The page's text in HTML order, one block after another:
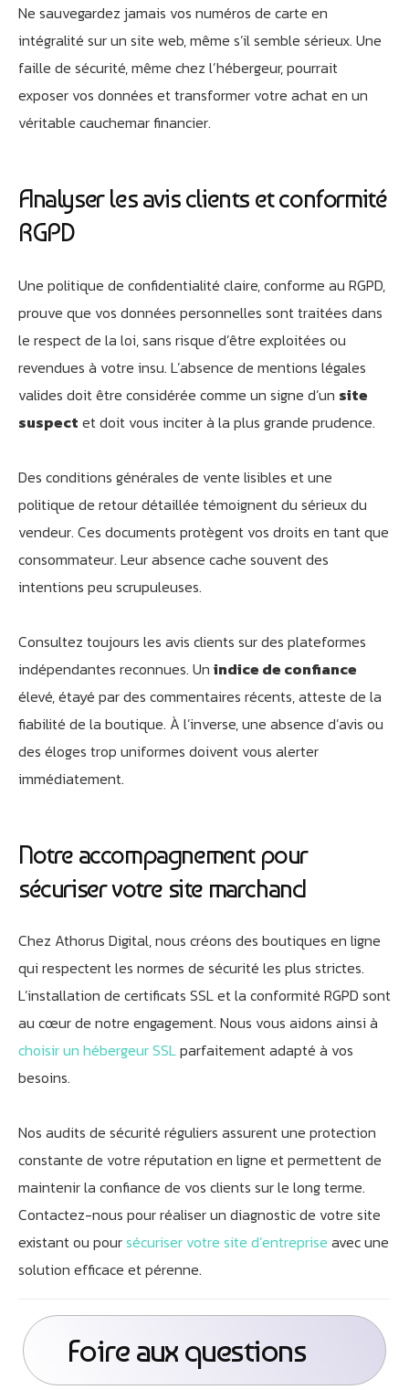
Ne sauvegardez jamais vos numéros de carte en
intégralité sur un site web, même s’il semble sérieux. Une
faille de sécurité, même chez l’hébergeur, pourrait
exposer vos données et transformer votre achat en un
véritable cauchemar financier.
Analyser les avis clients et conformité
RGPD
Une politique de confidentialité claire, conforme au RGPD,
prouve que vos données personnelles sont traitées dans
le respect de la loi, sans risque d’être exploitées ou
revendues à votre insu. L’absence de mentions légales
valides doit être considérée comme un signe d’un site
suspect et doit vous inciter à la plus grande prudence.
Des conditions générales de vente lisibles et une
politique de retour détaillée témoignent du sérieux du
vendeur. Ces documents protègent vos droits en tant que
consommateur. Leur absence cache souvent des
intentions peu scrupuleuses.
Consultez toujours les avis clients sur des plateformes
indépendantes reconnues. Un indice de confiance
élevé, étayé par des commentaires récents, atteste de la
fiabilité de la boutique. À l’inverse, une absence d’avis ou
des éloges trop uniformes doivent vous alerter
immédiatement.
Notre accompagnement pour
sécuriser votre site marchand
Chez Athorus Digital, nous créons des boutiques en ligne
qui respectent les normes de sécurité les plus strictes.
L’installation de certificats SSL et la conformité RGPD sont
au cœur de notre engagement. Nous vous aidons ainsi à
choisir un hébergeur SSLparfaitement adapté à vos
besoins.
Nos audits de sécurité réguliers assurent une protection
constante de votre réputation en ligne et permettent de
maintenir la confiance de vos clients sur le long terme.
Contactez-nous pour réaliser un diagnostic de votre site
existant ou poursécuriser votre site d’entreprise avec une
solution efficace et pérenne.
Foire aux questions